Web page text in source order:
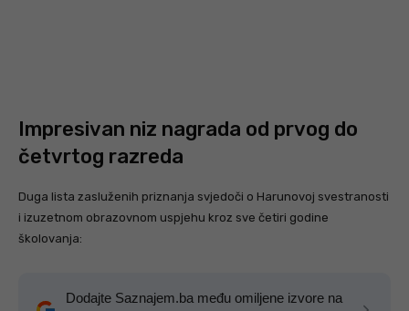
Impresivan niz nagrada od prvog do
četvrtog razreda
Duga lista zasluženih priznanja svjedoči o Harunovoj svestranosti
i izuzetnom obrazovnom uspjehu kroz sve četiri godine
školovanja:
Dodajte Saznajem.ba među omiljene izvore na